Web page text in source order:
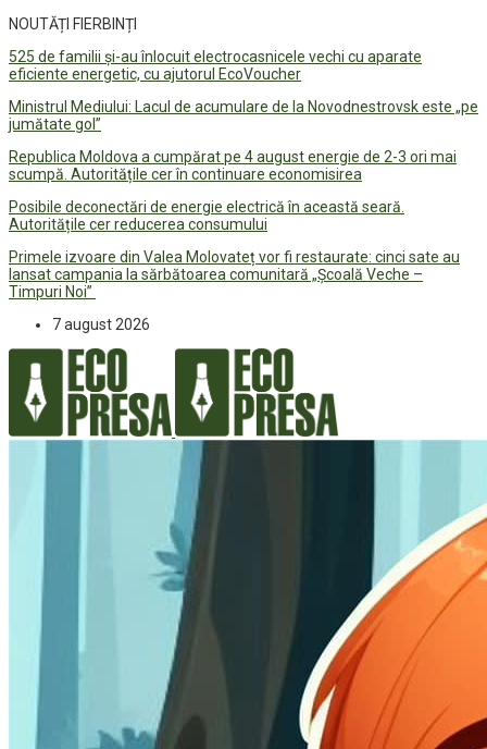
NOUTĂȚI FIERBINȚI
525 de familii și-au înlocuit electrocasnicele vechi cu aparate
eficiente energetic, cu ajutorul EcoVoucher
Ministrul Mediului: Lacul de acumulare de la Novodnestrovsk este „pe
jumătate gol”
Republica Moldova a cumpărat pe 4 august energie de 2-3 ori mai
scumpă. Autoritățile cer în continuare economisirea
Posibile deconectări de energie electrică în această seară.
Autoritățile cer reducerea consumului
Primele izvoare din Valea Molovateț vor fi restaurate: cinci sate au
lansat campania la sărbătoarea comunitară „Școală Veche –
Timpuri Noi”
7 august 2026